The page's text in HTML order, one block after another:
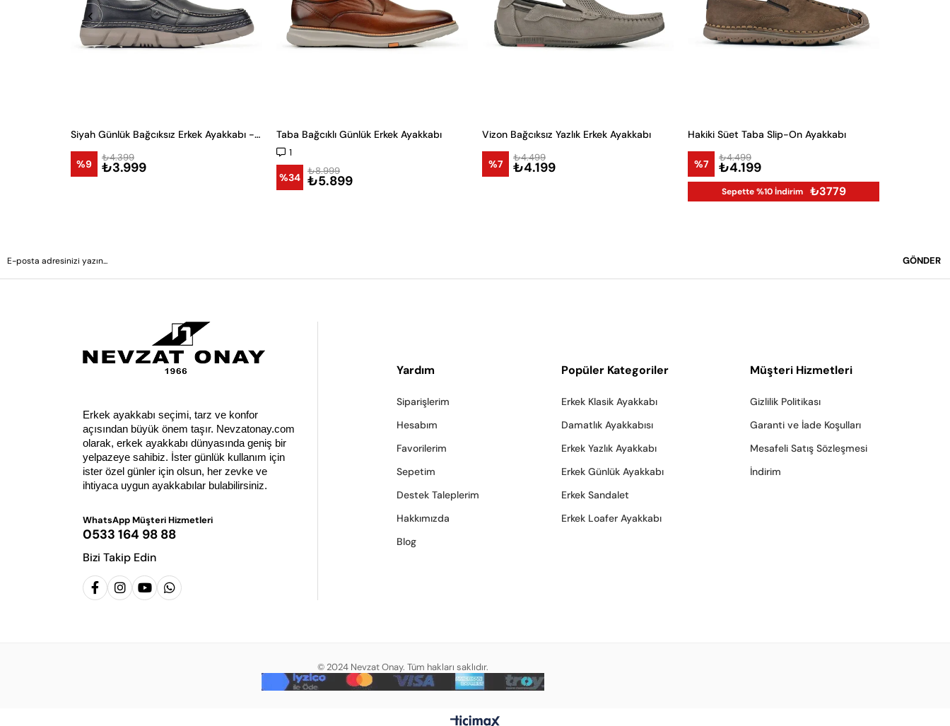
Siyah Günlük Bağcıksız Erkek Ayakkabı -24121-
%9 ₺3.999
₺4.399
Taba Bağcıklı Günlük Erkek Ayakkabı
1
%34 ₺5.899
₺8.999
Vizon Bağcıksız Yazlık Erkek Ayakkabı
%7 ₺4.199
₺4.499
Hakiki Süet Taba Slip-On Ayakkabı
%7 ₺4.199
₺4.499
Sepette %10 İndirim ₺3779
GÖNDER
Erkek ayakkabı seçimi, tarz ve konfor
açısından büyük önem taşır. Nevzatonay.com
olarak, erkek ayakkabı dünyasında geniş bir
yelpazeye sahibiz. İster günlük kullanım için
ister özel günler için olsun, her zevke ve
ihtiyaca uygun ayakkabılar bulabilirsiniz.
WhatsApp Müşteri Hizmetleri
0533 164 98 88
Bizi Takip Edin
Yardım
Siparişlerim
Hesabım
Favorilerim
Sepetim
Destek Taleplerim
Hakkımızda
Blog
Popüler Kategoriler
Erkek Klasik Ayakkabı
Damatlık Ayakkabısı
Erkek Yazlık Ayakkabı
Erkek Günlük Ayakkabı
Erkek Sandalet
Erkek Loafer Ayakkabı
Müşteri Hizmetleri
Gizlilik Politikası
Garanti ve İade Koşulları
Mesafeli Satış Sözleşmesi
İndirim
© 2024 Nevzat Onay. Tüm hakları saklıdır.